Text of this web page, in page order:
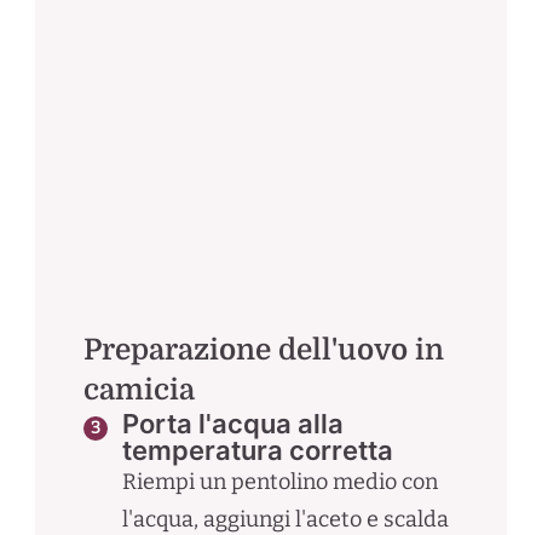
Preparazione dell'uovo in
camicia
Porta l'acqua alla
temperatura corretta
Riempi un pentolino medio con
l'acqua, aggiungi l'aceto e scalda